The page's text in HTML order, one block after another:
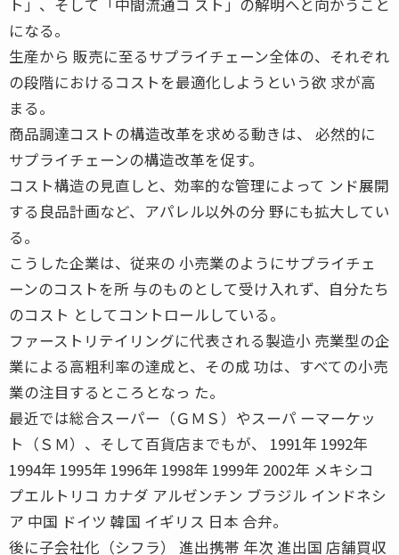
になる。
生産から 販売に至るサプライチェーン全体の、それぞれ
の段階におけるコストを最適化しようという欲 求が高
まる。
商品調達コストの構造改革を求める動きは、 必然的に
サプライチェーンの構造改革を促す。
コスト構造の見直しと、効率的な管理によって ンド展開
する良品計画など、アパレル以外の分 野にも拡大してい
る。
こうした企業は、従来の 小売業のようにサプライチェ
ーンのコストを所 与のものとして受け入れず、自分たち
のコスト としてコントロールしている。
ファーストリテイリングに代表される製造小 売業型の企
業による高粗利率の達成と、その成 功は、すべての小売
業の注目するところとなっ た。
最近では総合スーパー（ＧＭＳ）やスーパ ーマーケッ
ト（ＳＭ）、そして百貨店までもが、 1991年 1992年
1994年 1995年 1996年 1998年 1999年 2002年 メキシコ
プエルトリコ カナダ アルゼンチン ブラジル インドネシ
ア 中国 ドイツ 韓国 イギリス 日本 合弁。
後に子会社化（シフラ） 進出携帯 年次 進出国 店舗買収